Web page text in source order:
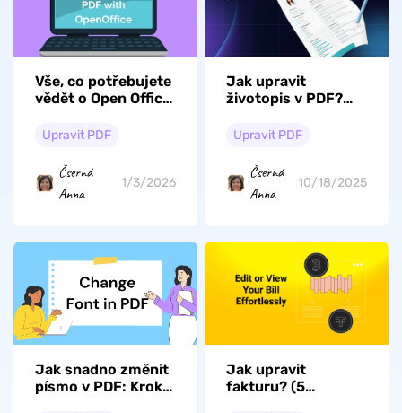
Vše, co potřebujete
vědět o Open Office
Upravit PDF
Čserná
Anna
1/3/2026
Jak upravit
životopis v PDF?
Android, iOS a
Upravit PDF
Čserná
Anna
10/18/2025
Jak snadno změnit
písmo v PDF: Krok
Jak upravit
fakturu? (5